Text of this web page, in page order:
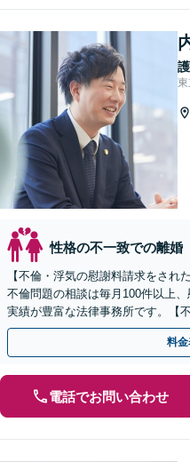
性格の不一致での離婚
【不倫・浮気の慰謝料請求をされ
不倫問題の相談は毎月100件以上
実績が豊富な法律事務所です。【
ご契約まで対応可/来所不要】
料
電話でお問い合わせ